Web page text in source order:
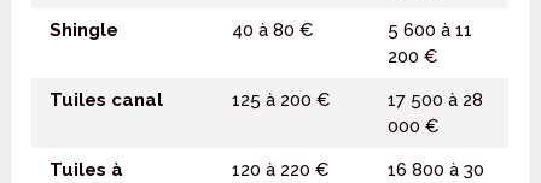
Shingle
40 à 80 €
5 600 à 11
200 €
Tuiles canal
125 à 200 €
17 500 à 28
000 €
Tuiles à
120 à 220 €
16 800 à 30